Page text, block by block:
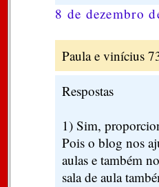
8 de dezembro
Paula e vinícius
Respostas
1) Sim,
Pois o blog nos
aulas e também
sala de aula